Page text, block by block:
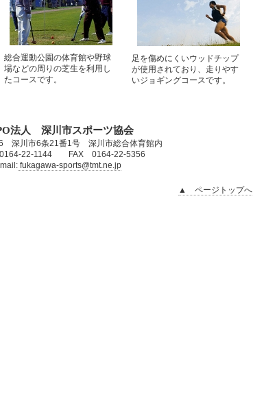
総合運動公園の体育館や野球
場などの周りの芝生を利用し
たコースです。
足を傷めにくいウッドチップ
が使用されており、走りやす
いジョギングコースです。
法人 深川市スポーツ協会
深川市6条21番1号 深川市総合体育館内
22-1144 FAX 0164-22-5356
mail: fukagawa-sports@tmt.ne.jp
▲ ページトップへ